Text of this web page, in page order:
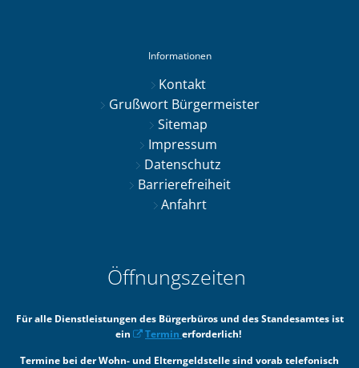
Informationen
Kontakt
Grußwort Bürgermeister
Sitemap
Impressum
Datenschutz
Barrierefreiheit
Anfahrt
Öffnungszeiten
Für alle Dienstleistungen des Bürgerbüros und des Standesamtes ist
ein
Termin erforderlich!
Termine bei der Wohn- und Elterngeldstelle sind vorab telefonisch